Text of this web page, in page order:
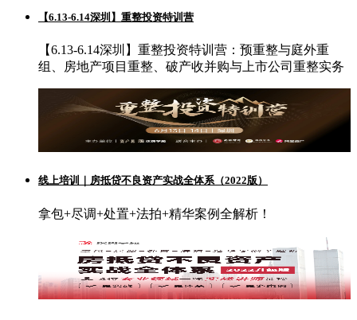
【6.13-6.14深圳】重整投资特训营
【6.13-6.14深圳】重整投资特训营：预重整与庭外重
组、房地产项目重整、破产收并购与上市公司重整实务
线上培训｜房抵贷不良资产实战全体系（2022版）
拿包+尽调+处置+法拍+精华案例全解析！